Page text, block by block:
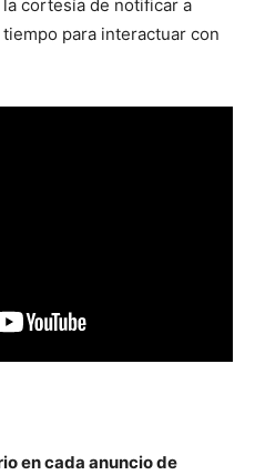
cortesía de notificar a
para interactuar con
en cada anuncio de